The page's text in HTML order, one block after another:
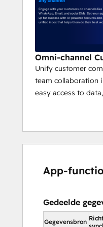
Omni-channel
Unify customer
team collaboration
easy access to
App-
Gedeelde
Gegevensbron